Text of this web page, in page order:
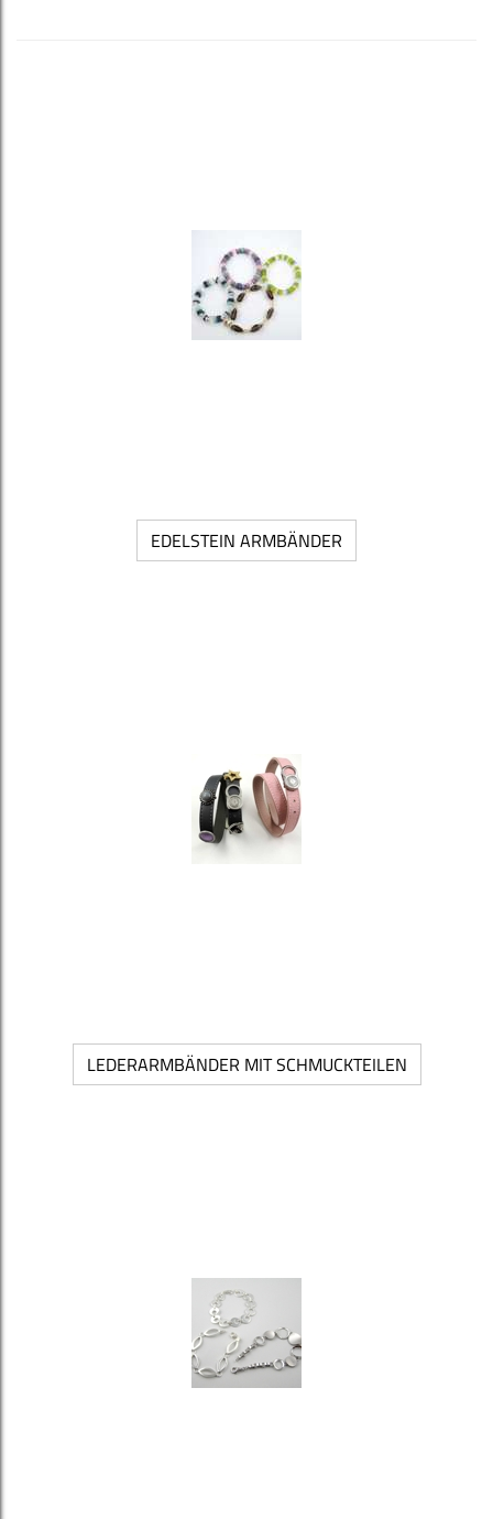
EDELSTEIN ARMBÄNDER
LEDERARMBÄNDER MIT SCHMUCKTEILEN